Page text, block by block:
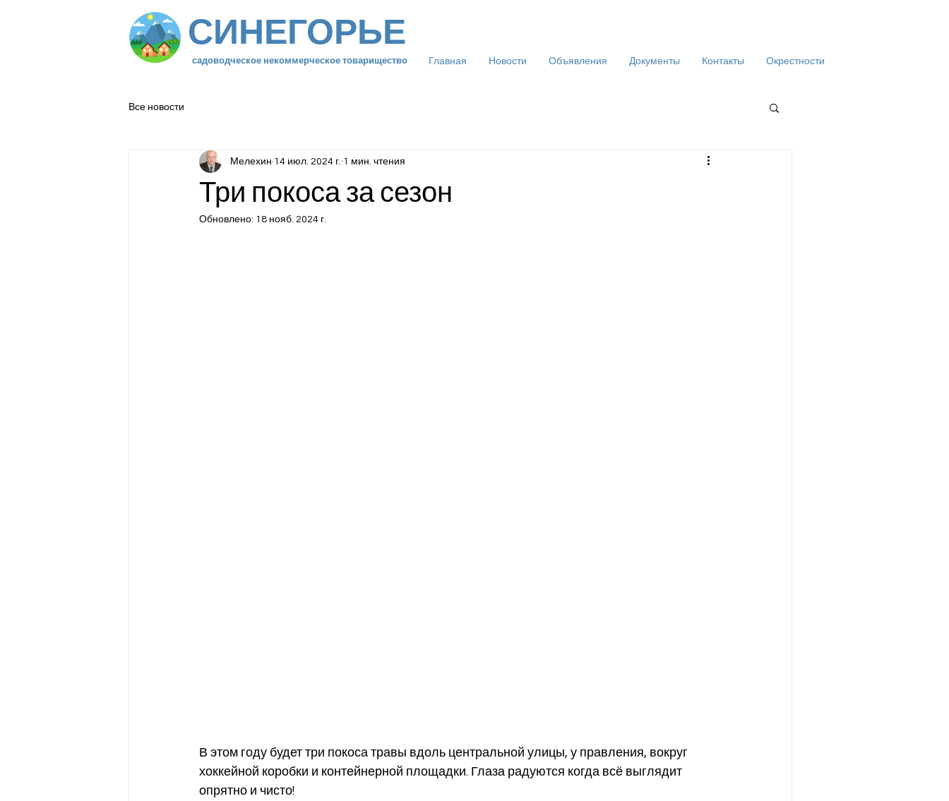
СИНЕГОРЬЕ
садоводческое некоммерческое товарищество Главная Новости Объявления Документы Контакты Окрестности
Все новости
Три покоса за сезон
Мелехин 14 июл. 2024 г. 1 мин. чтения
Обновлено: 18 нояб. 2024 г.
В этом году будет три покоса травы вдоль центральной улицы, у правления, вокруг
хоккейной коробки и контейнерной площадки. Глаза радуются когда всё выглядит
опрятно и чисто!